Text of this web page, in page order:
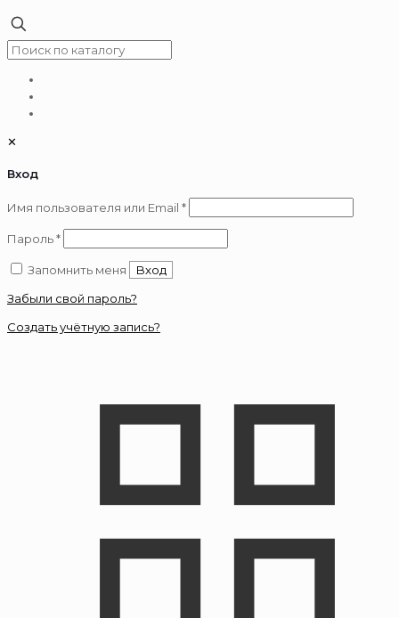
✕
Вход
Имя пользователя или Email *Обязательно
Пароль*Обязательно
Запомнить меня
Вход
Забыли свой пароль?
Создать учётную запись?